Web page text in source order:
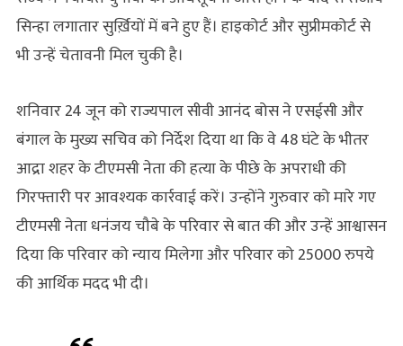
सिन्हा लगातार सुर्ख़ियों में बने हुए हैं। हाइकोर्ट और सुप्रीमकोर्ट से
भी उन्हें चेतावनी मिल चुकी है।
शनिवार 24 जून को राज्यपाल सीवी आनंद बोस ने एसईसी और
बंगाल के मुख्य सचिव को निर्देश दिया था कि वे 48 घंटे के भीतर
आद्रा शहर के टीएमसी नेता की हत्या के पीछे के अपराधी की
गिरफ्तारी पर आवश्यक कार्रवाई करें। उन्होंने गुरुवार को मारे गए
टीएमसी नेता धनंजय चौबे के परिवार से बात की और उन्हें आश्वासन
दिया कि परिवार को न्याय मिलेगा और परिवार को 25000 रुपये
की आर्थिक मदद भी दी।